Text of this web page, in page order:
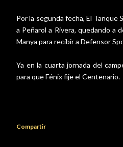
Por la segunda fecha, El Tanque
a Peñarol a Rivera, quedando a
Manya para recibir a Defensor
Ya en la cuarta jornada del
para que Fénix fije el Centenario.
Compartir